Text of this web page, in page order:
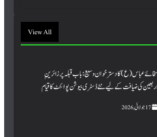
View All
عباس (ع) کا دسترخوان وسیع: باب قبلہ پر زائرینِِ
اربعین کی ضیافت کے لیے نئے ڈسٹری بیوشن پوائنٹ کا قیام
17 جولائی, 2026